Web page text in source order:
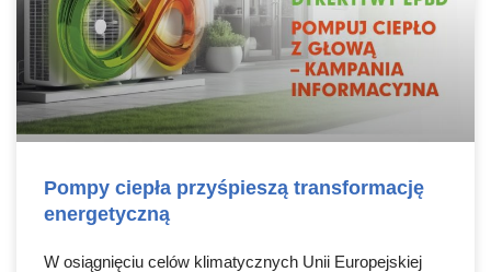
Pompy ciepła przyśpieszą transformację
energetyczną
W osiągnięciu celów klimatycznych Unii Europejskiej